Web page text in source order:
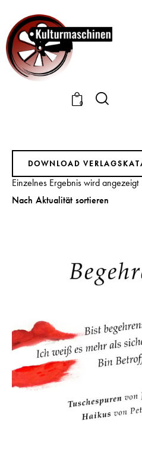
0
DOWNLOAD
Einzelnes Ergebnis wird angezeigt